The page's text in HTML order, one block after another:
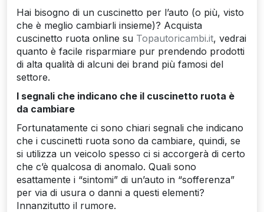
Hai bisogno di un cuscinetto per l’auto (o più, visto
che è meglio cambiarli insieme)? Acquista
cuscinetto ruota online su Topautoricambi.it, vedrai
quanto è facile risparmiare pur prendendo prodotti
di alta qualità di alcuni dei brand più famosi del
settore.
I segnali che indicano che il cuscinetto ruota è
da cambiare
Fortunatamente ci sono chiari segnali che indicano
che i cuscinetti ruota sono da cambiare, quindi, se
si utilizza un veicolo spesso ci si accorgerà di certo
che c’è qualcosa di anomalo. Quali sono
esattamente i “sintomi” di un’auto in “sofferenza”
per via di usura o danni a questi elementi?
Innanzitutto il rumore.